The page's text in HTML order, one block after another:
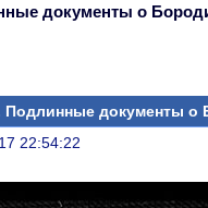
документы о
документы о
22:54:22